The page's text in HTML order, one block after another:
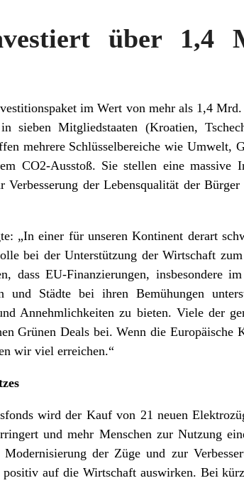
über
im Wert von mehr als 1,4
sieben Mitgliedstaaten (Kroatien,
mehrere Schlüsselbereiche wie Umwelt,
CO2-Ausstoß. Sie stellen eine massive
der Lebensqualität der Bürger
„In einer für unseren Kontinent derart
bei der Unterstützung der Wirtschaft
dass EU-Finanzierungen, insbesondere
und Städte bei ihren Bemühungen
Annehmlichkeiten zu bieten. Viele der
Grünen Deals bei. Wenn die Europäische
wir viel erreichen.“
wird der Kauf von 21 neuen
und mehr Menschen zur Nutzung
der Züge und zur
auf die Wirtschaft auswirken. Bei